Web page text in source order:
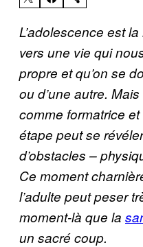
L’adolescence est
vers une vie qui
propre et qu’on se
ou d’une autre.
comme formatrice
étape peut se
d’obstacles –
Ce moment
l’adulte peut peser
moment-là que la
un sacré coup.